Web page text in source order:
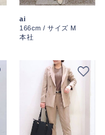
ai
166cm / サイズ M
本社